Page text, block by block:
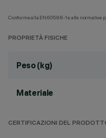
Conforme alla EN60598-1 e alle normative
PROPRIETÀ FISICHE
Peso (kg)
Materiale
CERTIFICAZIONI DEL